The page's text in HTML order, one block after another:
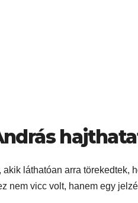
, akik láthatóan arra törekedtek,
nem vicc volt, hanem egy